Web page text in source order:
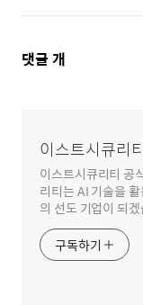
댓
댓글 개
이스트시큐리
이스트시큐리티 공
리티는 AI 기술을
의 선도 기업이 되
구독하기